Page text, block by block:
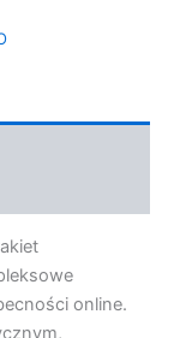
online.